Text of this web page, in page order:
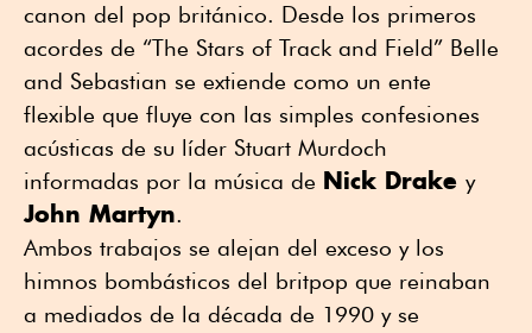
canon del pop británico. Desde los primeros
acordes de “The Stars of Track and Field” Belle
and Sebastian se extiende como un ente
flexible que fluye con las simples confesiones
acústicas de su líder Stuart Murdoch
informadas por la música de Nick Drake y
John Martyn.
Ambos trabajos se alejan del exceso y los
himnos bombásticos del britpop que reinaban
a mediados de la década de 1990 y se